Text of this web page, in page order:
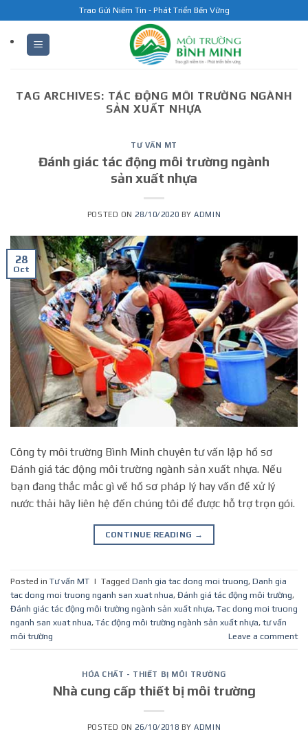
to
content
Trao Gửi Niềm Tin - Phát Triển Bền Vững
TAG ARCHIVES: TÁC ĐỘNG MÔI TRƯỜNG NGÀNH
SẢN XUẤT NHỰA
TƯ VẤN MT
Đánh giác tác động môi trường ngành
sản xuất nhựa
POSTED ON 28/10/2020 BYADMIN
28
Oct
Công ty môi trường Bình Minh chuyên tư vấn lập hồ sơ
Đánh giá tác động môi trường ngành sản xuất nhựa. Nếu
bạn đang thắc mắc gì về hồ sơ pháp lý hay vấn đề xử lý
nước thải hãy liên hệ đến chúng tôi để được hỗ trợ trọn gói.
CONTINUE READING →
Posted in Tư vấn MT | Tagged Danh gia tac dong moi truong, Danh gia
tac dong moi truong nganh san xuat nhua, Đánh giá tác động môi trường,
Đánh giác tác động môi trường ngành sản xuất nhựa, Tac dong moi truong
nganh san xuat nhua, Tác động môi trường ngành sản xuất nhựa, tư vấn
môi trường
Leave a comment
HÓA CHẤT - THIẾT BỊ MÔI TRƯỜNG
Nhà cung cấp thiết bị môi trường
POSTED ON 26/10/2018 BYADMIN